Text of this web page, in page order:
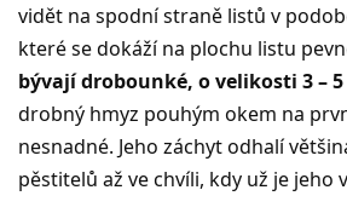
vidět na spodní straně listů v
které se dokáží na plochu listu
bývají drobounké, o velikosti 3 –
drobný hmyz pouhým okem na
nesnadné. Jeho záchyt odhalí
pěstitelů až ve chvíli, kdy už je jeho